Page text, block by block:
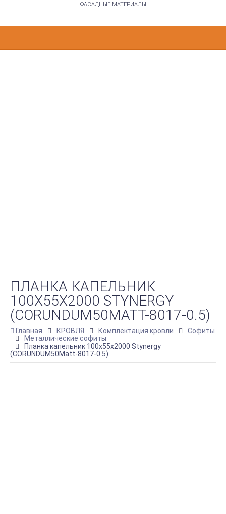
ФАСАДНЫЕ МАТЕРИАЛЫ
ПЛАНКА КАПЕЛЬНИК
100Х55Х2000 STYNERGY
(CORUNDUM50MATT-8017-0.5)
Главная КРОВЛЯ Комплектация кровли
Софиты
Металлические софиты
Планка капельник 100х55х2000 Stynergy
(CORUNDUM50Matt-8017-0.5)